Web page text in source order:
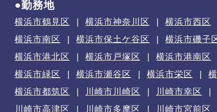
●勤務地
横浜市鶴見区 横浜市神奈川区
横浜市西区
横浜市南区
横浜市保土ケ谷区
横浜市磯子
横浜市港北区
横浜市戸塚区
横浜市港南区
横浜市緑区
横浜市瀬谷区 横浜市栄区
横浜市都筑区
川崎市川崎区
川崎市幸区
川崎市高津区
川崎市多摩区
川崎市宮前区